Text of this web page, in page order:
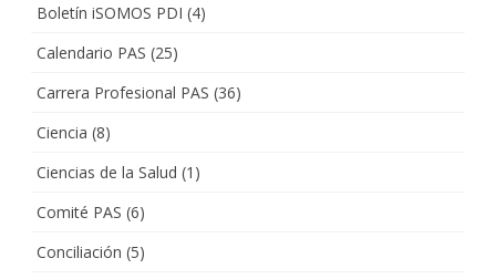
Boletín iSOMOS PDI (4)
Calendario PAS (25)
Carrera Profesional PAS (36)
Ciencia (8)
Ciencias de la Salud (1)
Comité PAS (6)
Conciliación (5)